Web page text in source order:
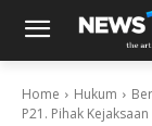
Home Hukum
P21. Pihak